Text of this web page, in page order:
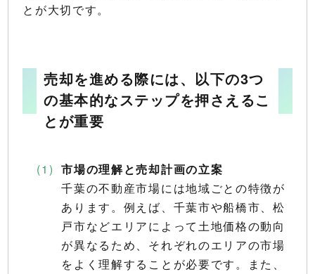
とが大切です。
売却を進める際には、以下の3つ
の基本的なステップを押さえるこ
とが重要
市場の理解と売却計画の立案
千葉の不動産市場には地域ごとの特徴が
あります。例えば、千葉市や船橋市、松
戸市などエリアによって土地価格の動向
が異なるため、それぞれのエリアの市場
をよく理解することが必要です。また、